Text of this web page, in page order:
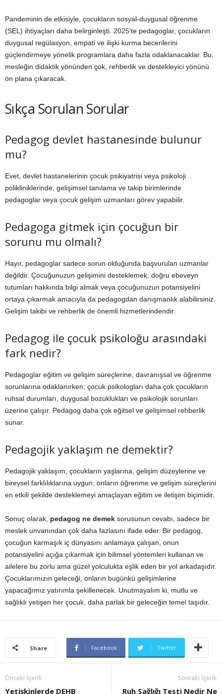
Pandeminin de etkisiyle, çocukların sosyal-duygusal öğrenme
(SEL) ihtiyaçları daha belirginleşti. 2025’te pedagoglar, çocukların
duygusal regülasyon, empati ve ilişki kurma becerilerini
güçlendirmeye yönelik programlara daha fazla odaklanacaklar. Bu,
mesleğin didaktik yönünden çok, rehberlik ve destekleyici yönünü
ön plana çıkaracak.
Sıkça Sorulan Sorular
Pedagog devlet hastanesinde bulunur
mu?
Evet, devlet hastanelerinin çocuk psikiyatrisi veya psikoloji
polikliniklerinde, gelişimsel tanılama ve takip birimlerinde
pedagoglar veya çocuk gelişim uzmanları görev yapabilir.
Pedagoga gitmek için çocuğun bir
sorunu mu olmalı?
Hayır, pedagoglar sadece sorun olduğunda başvurulan uzmanlar
değildir. Çocuğunuzun gelişimini desteklemek, doğru ebeveyn
tutumları hakkında bilgi almak veya çocuğunuzun potansiyelini
ortaya çıkarmak amacıyla da pedagogdan danışmanlık alabilirsiniz.
Gelişim takibi ve rehberlik de önemli hizmetlerindendir.
Pedagog ile çocuk psikoloğu arasındaki
fark nedir?
Pedagoglar eğitim ve gelişim süreçlerine, davranışsal ve öğrenme
sorunlarına odaklanırken; çocuk psikologları daha çok çocukların
ruhsal durumları, duygusal bozuklukları ve psikolojik sorunları
üzerine çalışır. Pedagog daha çok eğitsel ve gelişimsel rehberlik
sunar.
Pedagojik yaklaşım ne demektir?
Pedagojik yaklaşım, çocukların yaşlarına, gelişim düzeylerine ve
bireysel farklılıklarına uygun, onların öğrenme ve gelişim süreçlerini
en etkili şekilde desteklemeyi amaçlayan eğitim ve iletişim biçimidir.
Sonuç olarak, pedagog ne demek sorusunun cevabı, sadece bir
meslek unvanından çok daha fazlasını ifade eder. Bir pedagog,
çocuğun karmaşık iç dünyasını anlamaya çalışan, onun
potansiyelini açığa çıkarmak için bilimsel yöntemleri kullanan ve
ailelere bu zorlu ama güzel yolculukta eşlik eden bir yol arkadaşıdır.
Çocuklarımızın geleceği, onların bugünkü gelişimlerine
yapacağımız yatırımla şekillenecek. Unutmayalım ki, mutlu ve
sağlıklı yetişen her çocuk, daha parlak bir geleceğin temel taşıdır.
Share Facebook Twitter
Önceki İçerik
Yetişkinlerde DEHB
Sonraki İçerik
Ruh Sağlığı Testi Nedir Ne